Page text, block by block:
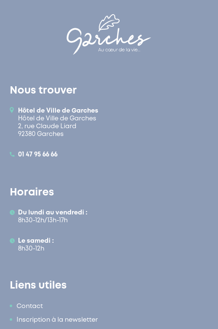
Nous trouver
Hôtel de Ville de Garches
Hôtel de Ville de Garches
2, rue Claude Liard
92380 Garches
01 47 95 66 66
Horaires
Du lundi au vendredi :
8h30-12h/13h-17h
Le samedi :
8h30-12h
Liens utiles
Contact
Inscription à la newsletter